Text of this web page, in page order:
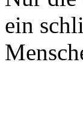
ein